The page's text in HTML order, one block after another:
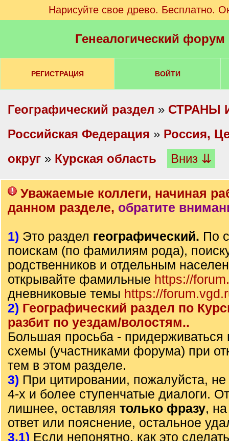
Нарисуйте свое древо. Бесплатно.
Генеалогический
РЕГИСТРАЦИЯ ВОЙТИ
Географический раздел » СТРАНЫ
Российская Федерация » Россия,
округ » Курская область Вниз ⇊
Уважаемые коллеги, начиная
данном разделе, обратите
1) Это раздел географический. По
поискам (по фамилиям рода),
родственников и отдельным
открывайте фамильные https://
дневниковые темы https://
2) Географический раздел по
разбит по уездам/волостям..
Большая просьба - придерживаться
схемы (участниками форума) при
тем в этом разделе.
3) При цитировании, пожалуйста, не
4-х и более ступенчатые диалоги.
лишнее, оставляя только фразу,
ответ или пояснение, остальное
3.1) Если непонятно, как это